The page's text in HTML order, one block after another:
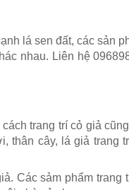
lá sen đất, các sản
nhau. Liên hệ
trang trí cỏ giả
thân cây, lá giả trang
Các sảm phẩm trang